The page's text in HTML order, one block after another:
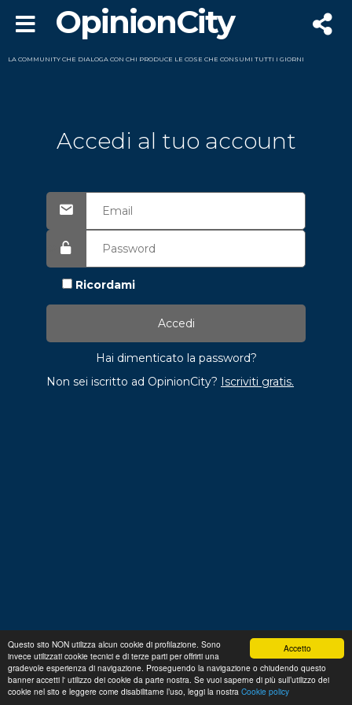
Accetto
Questo sito NON utilizza alcun cookie di profilazione. Sono
invece utilizzati cookie tecnici e di terze parti per offrirti una
gradevole esperienza di navigazione. Proseguendo la navigazione o chiudendo questo
banner accetti l' utilizzo dei cookie da parte nostra. Se vuoi saperne di più sull’utilizzo dei
cookie nel sito e leggere come disabilitarne l’uso, leggi la nostra Cookie policy
OpinionCity
LA COMMUNITY CHE DIALOGA CON CHI PRODUCE LE COSE CHE CONSUMI TUTTI I GIORNI
Accedi al tuo account
Ricordami
Hai dimenticato la password?
Non sei iscritto ad OpinionCity? Iscriviti gratis.
Regolamento Privacy Domande frequenti
Cookie
policy
p. iva 13356630155
Copyright © 2026 Advance S.r.L.